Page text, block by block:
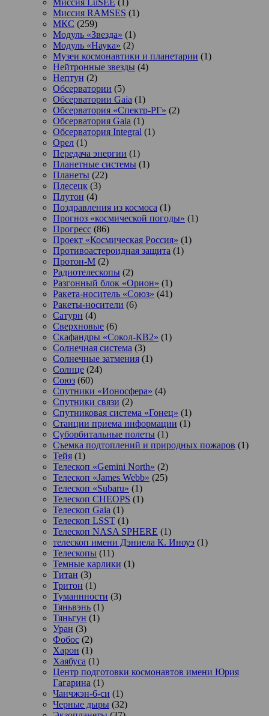
Миссия RAMSES (1)
МКС (259)
Модуль «Звезда» (1)
Модуль «Наука» (2)
Музеи космонавтики и планетарии (1)
Нейтронные звезды (4)
Нептун (2)
Обсерватории (5)
Обсерватории Gaia (1)
Обсерватория «Спектр-РГ» (2)
Обсерватория Gaia (1)
Обсерватория Integral (1)
Орел (1)
Передача энергии (1)
Планетные системы (1)
Планеты (22)
Плесецк (3)
Плутон (4)
Поздравления из космоса (1)
Прогноз «космической погоды» (1)
Прогресс (86)
Проект «Космическая Россия» (1)
Противоастероидная защита (1)
Протон-М (2)
Радиотелескопы (2)
Разгонный блок «Орион» (1)
Ракета-носитель «Союз» (41)
Ракеты-носители (6)
Сатурн (4)
Сверхновые (6)
Скафандры «Сокол-КВ2» (1)
Солнечная система (3)
Солнечные затмения (1)
Солнце (24)
Союз (60)
Спутники «Ионосфера» (4)
Спутники связи (2)
Спутниковая система «Гонец» (1)
Станции приема информации (1)
Суборбитальные полеты (1)
Съемка подтоплений и природных пожаров (1)
Тейя (1)
Телескоп «Gemini North» (2)
Телескоп «James Webb» (25)
Телескоп «Subaru» (1)
Телескоп CHEOPS (1)
Телескоп Gaia (1)
Телескоп LSST (1)
Телескоп NASA SPHERE (1)
телескоп имени Дэниела К. Иноуэ (1)
Телескопы (11)
Темные карлики (1)
Титан (3)
Тритон (1)
Туманнности (3)
Тяньвэнь (1)
Тяньгун (1)
Уран (3)
Фобос (2)
Харон (1)
Хаябуса (1)
Центр подготовки космонавтов имени Юрия
Гагарина (1)
Чанчжэн-6-си (1)
Черные дыры (32)